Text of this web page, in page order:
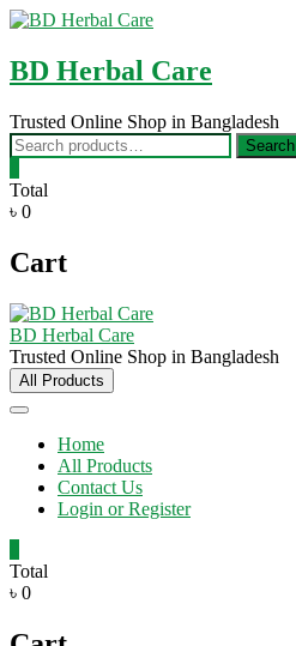
Skip
content
BD Herbal Care
Trusted Online Shop in Bangladesh
Search
for:
Search
Total
৳ 0
Cart
BD Herbal Care
Trusted Online Shop in Bangladesh
All Products
Home
All Products
Contact Us
Login or Register
Total
৳ 0